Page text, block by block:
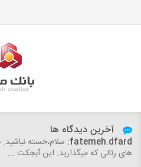
آخرین دیدگاه ها
fatemeh.dfard: سلام،خسته
های رئالی که میگذارید. این آبجکت ...